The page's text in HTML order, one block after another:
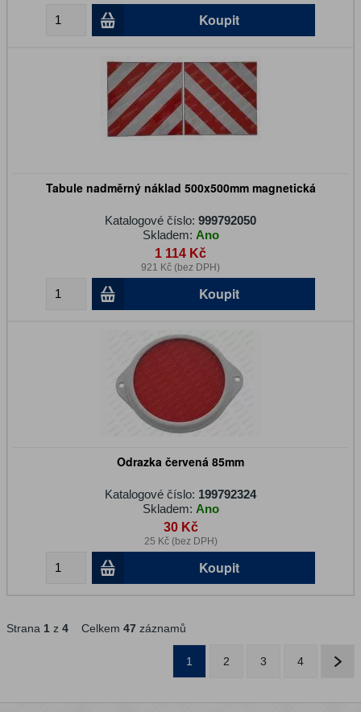
Koupit
Tabule nadměrný náklad 500x500mm magnetická
Katalogové číslo: 999792050
Skladem: Ano
1 114 Kč
921 Kč (bez DPH)
Koupit
Odrazka červená 85mm
Katalogové číslo: 199792324
Skladem: Ano
30 Kč
25 Kč (bez DPH)
Koupit
Strana 1 z 4 Celkem 47 záznamů
1 2 3 4